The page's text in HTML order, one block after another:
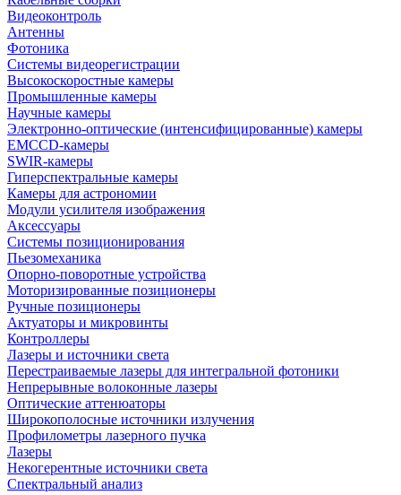
Видеоконтроль
Антенны
Фотоника
Cистемы видеорегистрации
Высокоскоростные камеры
Промышленные камеры
Научные камеры
Электронно-оптические (интенсифицированные) камеры
EMCCD-камеры
SWIR-камеры
Гиперспектральные камеры
Камеры для астрономии
Модули усилителя изображения
Аксессуары
Системы позиционирования
Пьезомеханика
Опорно-поворотные устройства
Моторизированные позиционеры
Ручные позиционеры
Актуаторы и микровинты
Контроллеры
Лазеры и источники света
Перестраиваемые лазеры для интегральной фотоники
Непрерывные волоконные лазеры
Оптические аттенюаторы
Широкополосные источники излучения
Профилометры лазерного пучка
Лазеры
Некогерентные источники света
Спектральный анализ